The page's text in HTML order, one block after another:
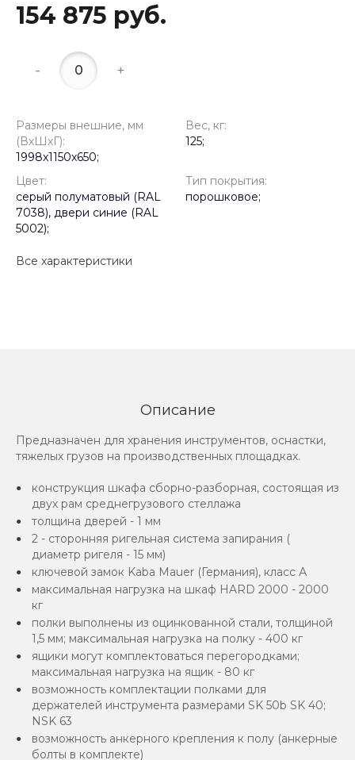
154 875 руб.
- +
Размеры внешние, мм
(ВхШхГ):
1998x1150x650;
Вес, кг:
125;
Цвет:
серый полуматовый (RAL
7038), двери синие (RAL
5002);
Тип покрытия:
порошковое;
Все характеристики
Описание
Предназначен для хранения инструментов, оснастки,
тяжелых грузов на производственных площадках.
конструкция шкафа сборно-разборная, состоящая из
двух рам среднегрузового стеллажа
толщина дверей - 1 мм
2 - сторонняя ригельная система запирания (
диаметр ригеля - 15 мм)
ключевой замок Kaba Mauer (Германия), класс А
максимальная нагрузка на шкаф HARD 2000 - 2000
кг
полки выполнены из оцинкованной стали, толщиной
1,5 мм; максимальная нагрузка на полку - 400 кг
ящики могут комплектоваться перегородками;
максимальная нагрузка на ящик - 80 кг
возможность комплектации полками для
держателей инструмента размерами SK 50b SK 40;
NSK 63
возможность анкерного крепления к полу (анкерные
болты в комплекте)